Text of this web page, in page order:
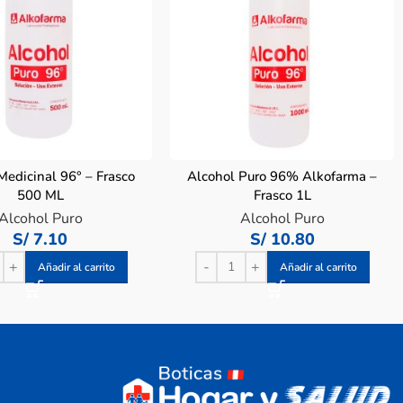
96° – Frasco
500 ML
Puro
S/ 7.10
Añadir al carrito
Alcohol Puro 96% Alkofarma –
Frasco 1L
Alcohol Puro
S/10.80
Añadir al carrito